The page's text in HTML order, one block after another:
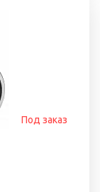
Под заказ